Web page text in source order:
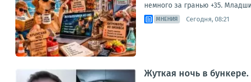
немного за гранью +35.
МНЕНИЯ Сегодня, 08:21
Жуткая ночь в